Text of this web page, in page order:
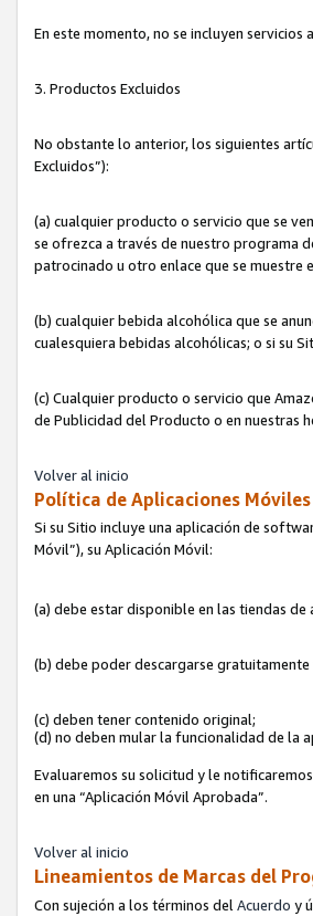
En este momento, no se incluyen
3. Productos Excluidos
No obstante lo anterior, los siguientes
Excluidos”):
(a) cualquier producto o servicio que se
se ofrezca a través de nuestro programa
patrocinado u otro enlace que se muestre
(b) cualquier bebida alcohólica que se
cualesquiera bebidas alcohólicas; o si su
(c) Cualquier producto o servicio que
de Publicidad del Producto o en nuestras
Volver al inicio
Política de Aplicaciones
Si su Sitio incluye una aplicación de
Móvil”), su Aplicación Móvil:
(a) debe estar disponible en las tiendas
(b) debe poder descargarse
(c) deben tener contenido original;
(d) no deben mular la funcionalidad de la
Evaluaremos su solicitud y le
en una “Aplicación Móvil Aprobada”.
Volver al inicio
Lineamientos de Marcas del
Con sujeción a los términos del Acuerdo y